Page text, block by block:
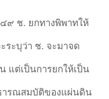
ช. ยกทางพิพาทให้
ระบุว่า ช. จะมาจด
แต่เป็นการยกให้เป็น
ารณสมบัติของแผ่นดิน